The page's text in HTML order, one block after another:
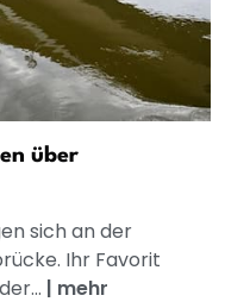
über
sich an der
Ihr Favorit
| mehr